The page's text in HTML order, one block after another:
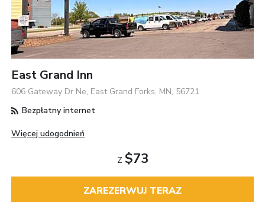
East Grand Inn
606 Gateway Dr Ne, East Grand Forks, MN, 56721
Bezpłatny internet
Więcej udogodnień
Z $73
ZAREZERWUJ TERAZ